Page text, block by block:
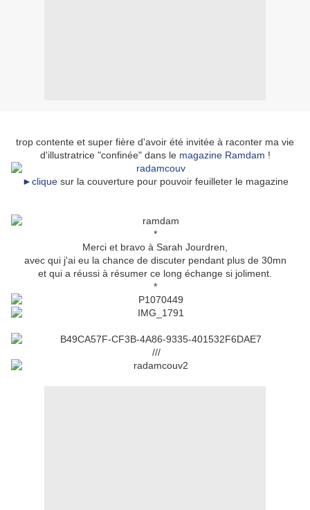
trop contente et super fière d'avoir été invitée à raconter ma vie
d'illustratrice "confinée" dans le magazine Ramdam !
►cliquesur la couverture pour pouvoir feuilleter le magazine
*
Merci et bravo à Sarah Jourdren,
avec qui j'ai eu la chance de discuter pendant plus de 30mn
et qui a réussi à résumer ce long échange si joliment.
*
///